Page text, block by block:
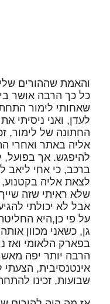
והאמת שההורים
כל כך הרבה אושר
שאחותי לימור
החתונה של לימור,
אליה באתר ואחרי
להיפגש. אך בפועל,
ברכב, כי אחי ליאב
לצאת אליה בקטנוע,
שלא ראיתי שזה
אבל לא יכולתי
על פי כן,היא
גן, כשאני מכוון
בפארק הלאומי ואז
הרבה יותר יפה
אינטנסיבית, הצעתי
שבועות, זכינו